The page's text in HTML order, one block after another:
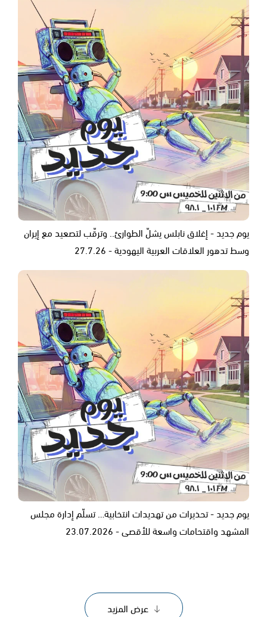
يوم جديد - إغلاق نابلس يشلّ الطوارئ.. وترقّب لتصعيد مع إيران
وسط تدهور العلاقات العربية اليهودية - 27.7.26
يوم جديد - تحذيرات من تهديدات انتخابية… تسلّم إدارة مجلس
المشهد واقتحامات واسعة للأقصى - 23.07.2026
عرض المزيد